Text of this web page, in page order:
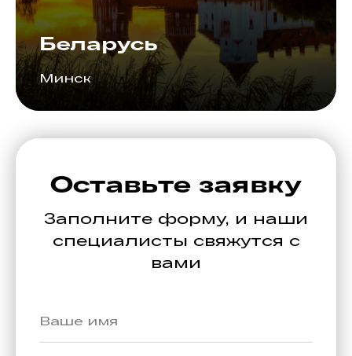
Беларусь
Минск
Оставьте заявку
Заполните форму, и наши
специалисты свяжутся с
вами